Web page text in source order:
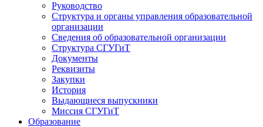
Руководство
Структура и органы управления образовательной
организации
Сведения об образовательной организации
Структура СГУГиТ
Документы
Реквизиты
Закупки
История
Выдающиеся выпускники
Миссия СГУГиТ
Образование